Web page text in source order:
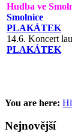
Hudba ve
Smolnice
PLAKÁTEK
14.6. Koncert
PLAKÁTEK
You are here:
Nejnovější